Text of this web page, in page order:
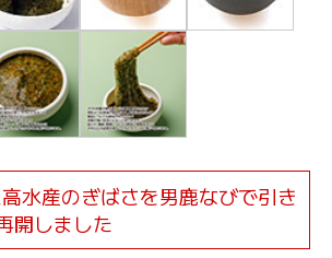
水産のぎばさを男鹿なびで引き
開しました